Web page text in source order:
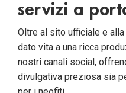
servizi a
Oltre al sito ufficiale e
dato vita a una ricca
nostri canali social,
divulgativa preziosa sia